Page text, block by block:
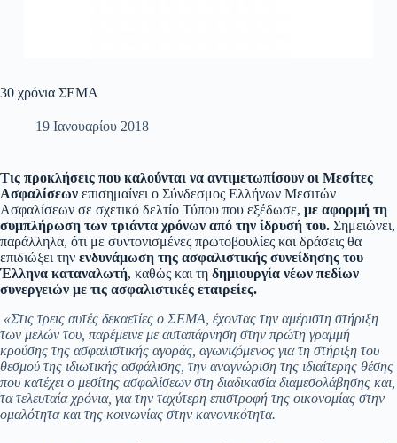
30 χρόνια ΣΕΜΑ
19 Ιανουαρίου 2018
Τις προκλήσεις που καλούνται να αντιμετωπίσουν οι Μεσίτες
Ασφαλίσεων επισημαίνει ο Σύνδεσμος Ελλήνων Μεσιτών
Ασφαλίσεων σε σχετικό δελτίο Τύπου που εξέδωσε, με αφορμή τη
συμπλήρωση των τριάντα χρόνων από την ίδρυσή του. Σημειώνει,
παράλληλα, ότι με συντονισμένες πρωτοβουλίες και δράσεις θα
επιδιώξει την ενδυνάμωση της ασφαλιστικής συνείδησης του
Έλληνα καταναλωτή, καθώς και τη δημιουργία νέων πεδίων
συνεργειών με τις ασφαλιστικές εταιρείες.
«Στις τρεις αυτές δεκαετίες ο ΣΕΜΑ, έχοντας την αμέριστη στήριξη
των μελών του, παρέμεινε με αυταπάρνηση στην πρώτη γραμμή
κρούσης της ασφαλιστικής αγοράς, αγωνιζόμενος για τη στήριξη του
θεσμού της ιδιωτικής ασφάλισης, την αναγνώριση της ιδιαίτερης θέσης
που κατέχει ο μεσίτης ασφαλίσεων στη διαδικασία διαμεσολάβησης και,
τα τελευταία χρόνια, για την ταχύτερη επιστροφή της οικονομίας στην
ομαλότητα και της κοινωνίας στην κανονικότητα.